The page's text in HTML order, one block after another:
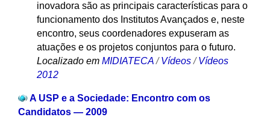
inovadora são as principais características para o
funcionamento dos Institutos Avançados e, neste
encontro, seus coordenadores expuseram as
atuações e os projetos conjuntos para o futuro.
Localizado em MIDIATECA /Vídeos /Vídeos
2012
A USP e a Sociedade: Encontro com os
Candidatos — 2009